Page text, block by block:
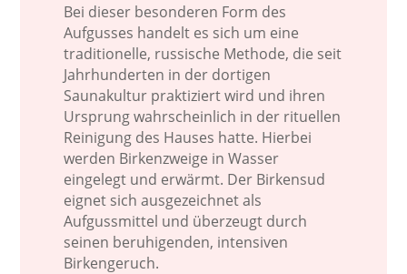
Bei dieser besonderen Form des
Aufgusses handelt es sich um eine
traditionelle, russische Methode, die seit
Jahrhunderten in der dortigen
Saunakultur praktiziert wird und ihren
Ursprung wahrscheinlich in der rituellen
Reinigung des Hauses hatte. Hierbei
werden Birkenzweige in Wasser
eingelegt und erwärmt. Der Birkensud
eignet sich ausgezeichnet als
Aufgussmittel und überzeugt durch
seinen beruhigenden, intensiven
Birkengeruch.